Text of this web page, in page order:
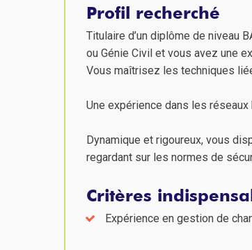
Profil recherché
Titulaire d’un diplôme de niveau
ou Génie Civil et vous avez une
Vous maîtrisez les techniques
Une expérience dans les
Dynamique et rigoureux, vous
regardant sur les normes de
Critères
Expérience en gestion de